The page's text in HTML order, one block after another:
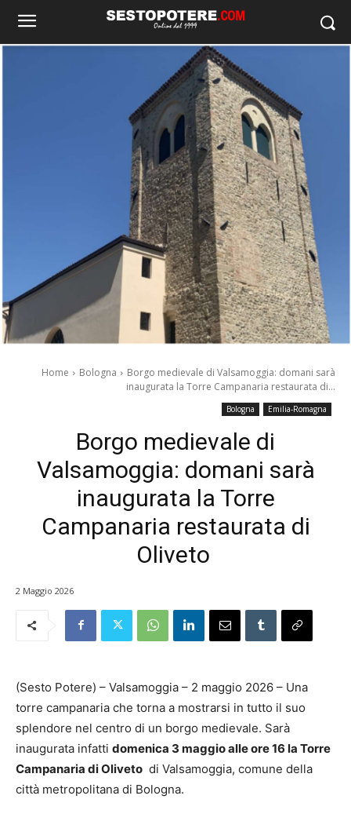
Home Bologna
Borgo medievale di Valsamoggia: domani sarà
inaugurata la Torre Campanaria restaurata di...
Bologna Emilia-Romagna
Borgo medievale di
Valsamoggia: domani sarà
inaugurata la Torre
Campanaria restaurata di
Oliveto
2 Maggio 2026
(Sesto Potere) – Valsamoggia – 2 maggio 2026 – Una
torre campanaria che torna a mostrarsi in tutto il suo
splendore nel centro di un borgo medievale. Sarà
inaugurata infatti domenica 3 maggio alle ore 16 la Torre
Campanaria di Oliveto di Valsamoggia, comune della
città metropolitana di Bologna.